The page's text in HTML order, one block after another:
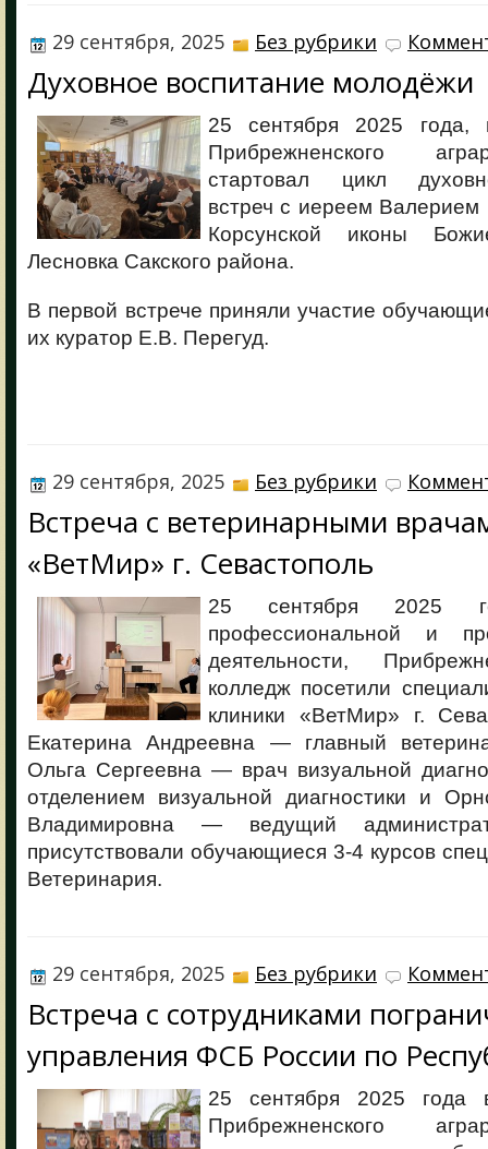
29 сентября, 2025 Без рубрики
Духовное воспитание молодёжи
25 сентября 2025 года,
Прибрежненского
стартовал цикл
встреч с иереем Валерием
Корсунской иконы
Лесновка Сакского района.
В первой встрече приняли участие
их куратор Е.В. Перегуд.
29 сентября, 2025 Без рубрики
Встреча с ветеринарными
«ВетМир» г. Севастополь
25 сентября 2025
профессиональной и
деятельности,
колледж посетили
клиники «ВетМир» г.
Екатерина Андреевна — главный
Ольга Сергеевна — врач визуальной
отделением визуальной диагностики и
Владимировна — ведущий
присутствовали обучающиеся 3-4 курсов
Ветеринария.
29 сентября, 2025 Без рубрики
Встреча с сотрудниками
управления ФСБ России по
25 сентября 2025 года
Прибрежненского